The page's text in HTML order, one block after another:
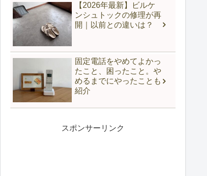
【2026年最新】ビルケ
ンシュトックの修理が再
開｜以前との違いは？
固定電話をやめてよかっ
たこと、困ったこと。や
めるまでにやったことも
紹介
スポンサーリンク